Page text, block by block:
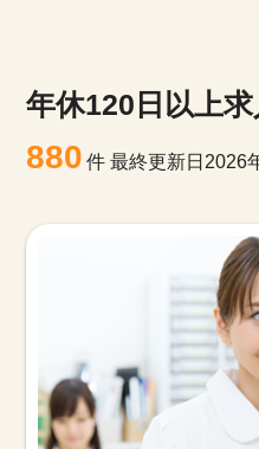
見学会・イベント情報
よくあるご質問
医療事務求人ドットコムと
サイトの使い方
年休120日以上
880 件最終更新日2026
甲信越・北陸